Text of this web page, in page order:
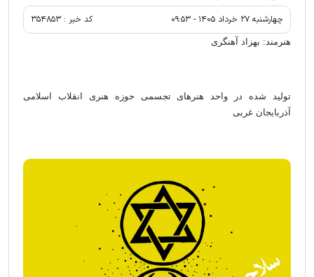
چهارشنبه ۲۷ خرداد ۱۴۰۵ - ۰۹:۵۳ کد خبر :
هنرمند: بهزاد آهنگری
تولید شده در واحد هنرهای تجسمی حوزه هنری انقلاب اسلامی
آذربایجان غربی